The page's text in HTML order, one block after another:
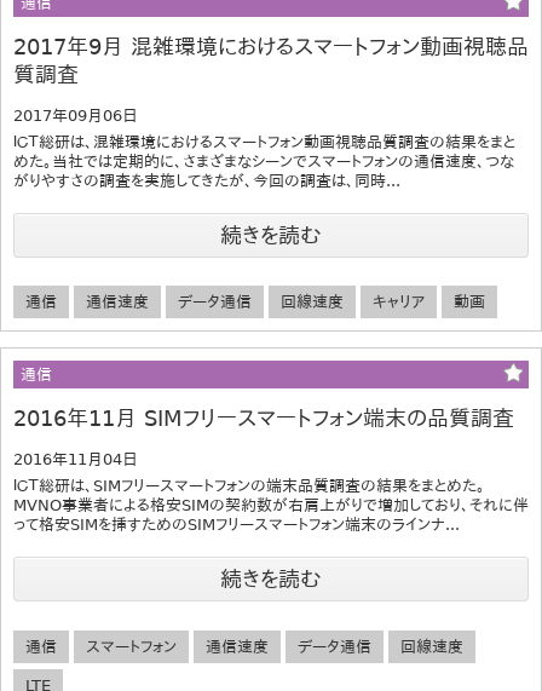
2017年9月 混雑環境におけるスマートフォン動画視聴品
質調査
2017年09月06日
ＩＣＴ総研は、混雑環境におけるスマートフォン動画視聴品質調査の結果をまと
めた。当社では定期的に、さまざまなシーンでスマートフォンの通信速度、つな
がりやすさの調査を実施してきたが、今回の調査は、同時...
続きを読む
通信 通信速度 データ通信 回線速度 キャリア 動画
通信
2016年11月 SIMフリースマートフォン端末の品質調査
2016年11月04日
ＩＣＴ総研は、SIMフリースマートフォンの端末品質調査の結果をまとめた。
MVNO事業者による格安SIMの契約数が右肩上がりで増加しており、それに伴
って格安SIMを挿すためのSIMフリースマートフォン端末のラインナ...
続きを読む
通信 スマートフォン 通信速度 データ通信 回線速度
LTE